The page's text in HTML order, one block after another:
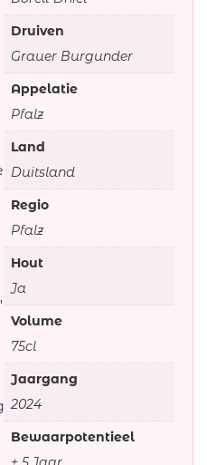
Druiven
Grauer Burgunder
Appelatie
Pfalz
Land
Duitsland
Regio
Pfalz
Hout
Ja
Volume
75cl
Jaargang
2024
Bewaarpotentieel